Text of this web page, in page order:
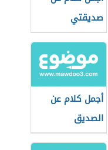
صديقتي
أجمل كلام عن
الصديق